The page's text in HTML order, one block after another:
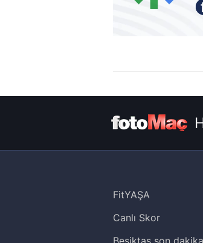
Çerezlere
FitYAŞA
Canlı Skor
Beşiktaş son